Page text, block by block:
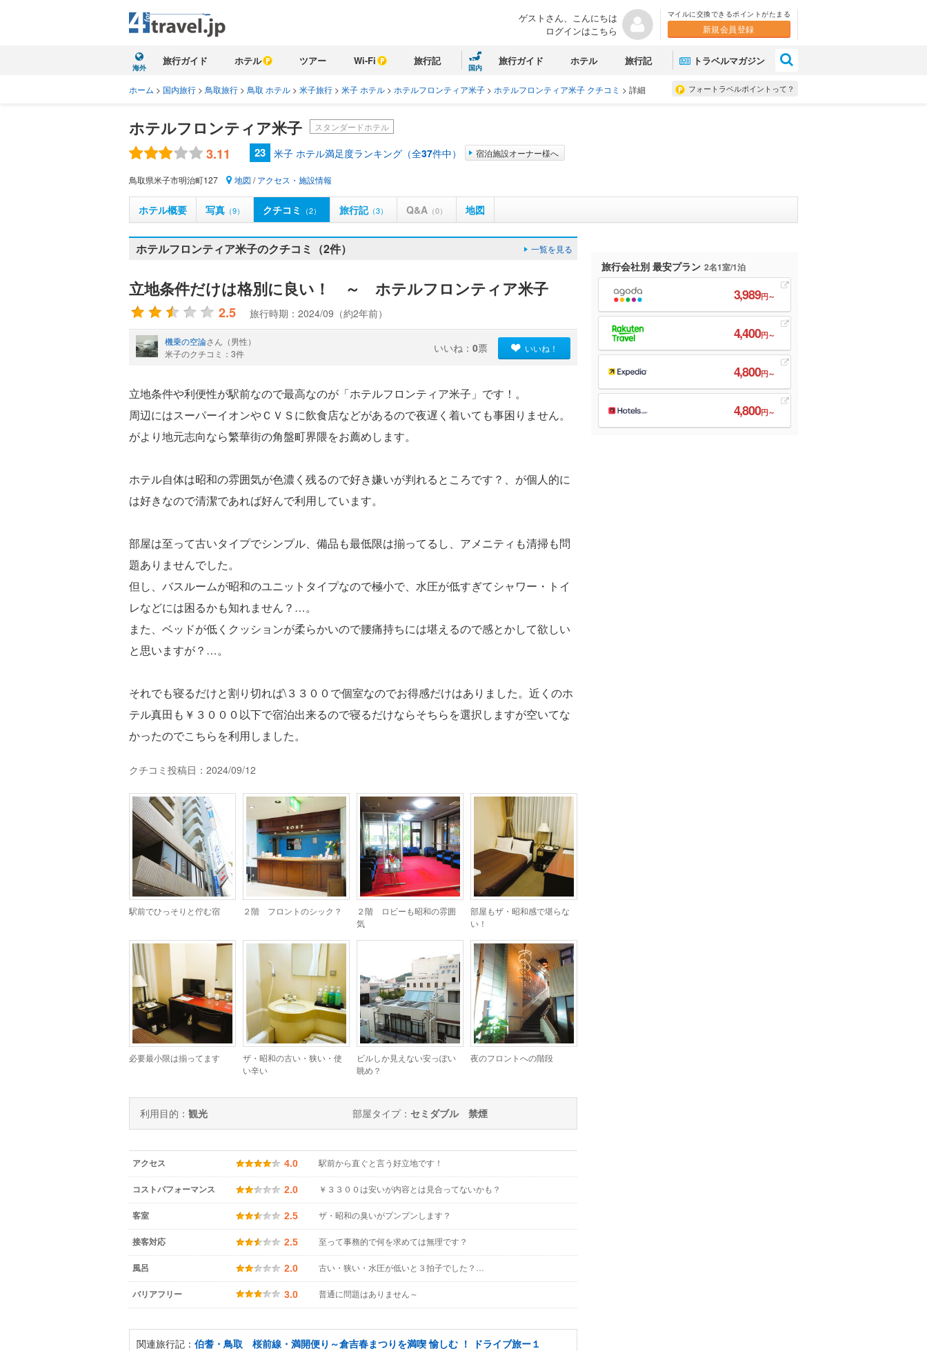
ゲストさん、こんにちは
ログインはこちら
マイルに交換できるポイントがたまる
新規会員登録
海外
旅行ガイド ホテル ツアー Wi-Fi 旅行記
国内
旅行ガイド ホテル 旅行記 トラベルマガジン
フォートラベルポイントって？
ホーム > 国内旅行 > 鳥取旅行 > 鳥取 ホテル > 米子旅行 > 米子 ホテル > ホテルフロンティア米子 > ホテルフロンティア米子 クチコミ > 詳細
ホテルフロンティア米子 スタンダードホテル
3.11 23 米子 ホテル満足度ランキング（全37件中） 宿泊施設オーナー様へ
鳥取県米子市明治町127 地図 /アクセス・施設情報
ホテル概要 写真 （9） クチコミ （2） 旅行記（3） Q&A （0） 地図
ホテルフロンティア米子のクチコミ（2件） 一覧を見る
立地条件だけは格別に良い！ ～ ホテルフロンティア米子
2.5 旅行時期：2024/09（約2年前）
機乗の空論さん（男性）
米子のクチコミ：3件
いいね： 0票 いいね！
立地条件や利便性が駅前なので最高なのが「ホテルフロンティア米子」です！。
周辺にはスーパーイオンやＣＶＳに飲食店などがあるので夜遅く着いても事困りません。
がより地元志向なら繁華街の角盤町界隈をお薦めします。
ホテル自体は昭和の雰囲気が色濃く残るので好き嫌いが判れるところです？、が個人的に
は好きなので清潔であれば好んで利用しています。
部屋は至って古いタイプでシンプル、備品も最低限は揃ってるし、アメニティも清掃も問
題ありませんでした。
但し、バスルームが昭和のユニットタイプなので極小で、水圧が低すぎてシャワー・トイ
レなどには困るかも知れません？…。
また、ベッドが低くクッションが柔らかいので腰痛持ちには堪えるので感とかして欲しい
と思いますが？…。
それでも寝るだけと割り切れば\３３００で個室なのでお得感だけはありました。近くのホ
テル真田も￥３０００以下で宿泊出来るので寝るだけならそちらを選択しますが空いてな
かったのでこちらを利用しました。
クチコミ投稿日：2024/09/12
駅前でひっそりと佇む宿 ２階 フロントのシック？
２階 ロビーも昭和の雰囲
気
部屋もザ・昭和感で堪らな
い！
必要最小限は揃ってます
ザ・昭和の古い・狭い・使
い辛い
ビルしか見えない安っぽい
眺め？
夜のフロントへの階段
利用目的： 観光 部屋タイプ： セミダブル 禁煙
アクセス 4.0 駅前から直ぐと言う好立地です！
コストパフォーマンス 2.0 ￥３３００は安いが内容とは見合ってないかも？
客室 2.5 ザ・昭和の臭いがプンプンします？
接客対応 2.5 至って事務的で何を求めては無理です？
風呂 2.0 古い・狭い・水圧が低いと３拍子でした？…
バリアフリー 3.0 普通に問題はありません～
関連旅行記： 伯耆・鳥取 桜前線・満開便り～倉吉春まつりを満喫 愉しむ ！ ドライブ旅ー１
旅行会社別 最安プラン 2名1室/1泊
3,989円～
4,400円～
4,800円～
4,800円～